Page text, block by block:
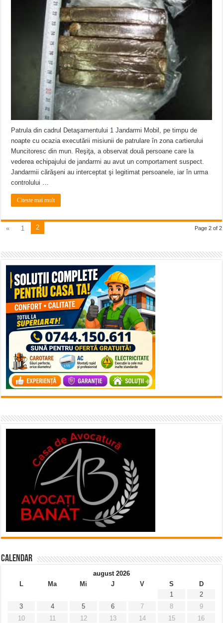
ANUNŢ OPRIRE APĂ în CARANSEBEȘ avarie
ANUNȚ OPRIRE APĂ în Reșița, cartier Țerova – avarie – 04.08.2026
Patrula din cadrul Detaşamentului 1 Jandarmi Mobil, pe timpu de
noapte cu ocazia executării misiunii de patrulare în zona cartierului
Muncitoresc din mun. Reşiţa, a observat două persoane care la
vederea echipajului de jandarmi au avut un comportament suspect.
Jandarmii cărăşeni au interceptat şi legitimat persoanele, iar în urma
controlului …
Citeste mai mult
Page 2 of 2
« 1 2
Calendar
august 2026
L
Ma Mi J V S
D
1
2
3
4 5 6 7 8
9
10
11 12 13 14 15
16